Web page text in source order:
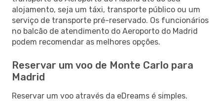
alojamento, seja um táxi, transporte público ou um
serviço de transporte pré-reservado. Os funcionários
no balcão de atendimento do Aeroporto do Madrid
podem recomendar as melhores opções.
Reservar um voo de Monte Carlo para
Madrid
Reservar um voo através da eDreams é simples.